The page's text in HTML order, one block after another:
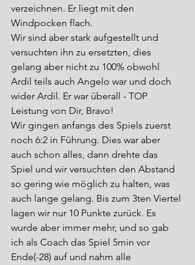
verzeichnen. Er liegt mit den
Windpocken flach.
Wir sind aber stark aufgestellt und
versuchten ihn zu ersetzten, dies
gelang aber nicht zu 100% obwohl
Ardil teils auch Angelo war und doch
wider Ardil. Er war überall - TOP
Leistung von Dir, Bravo!
Wir gingen anfangs des Spiels zuerst
noch 6:2 in Führung. Dies war aber
auch schon alles, dann drehte das
Spiel und wir versuchten den Abstand
so gering wie möglich zu halten, was
auch lange gelang. Bis zum 3ten Viertel
lagen wir nur 10 Punkte zurück. Es
wurde aber immer mehr, und so gab
ich als Coach das Spiel 5min vor
Ende(-28) auf und nahm alle